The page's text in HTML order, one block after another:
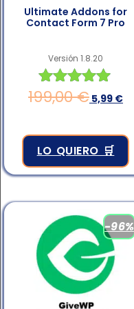
Ultimate Addons for
Contact Form 7 Pro
Versión 1.8.20
Valorado en
199,00€ 5,99 €
LO QUIERO 🛒
-96%